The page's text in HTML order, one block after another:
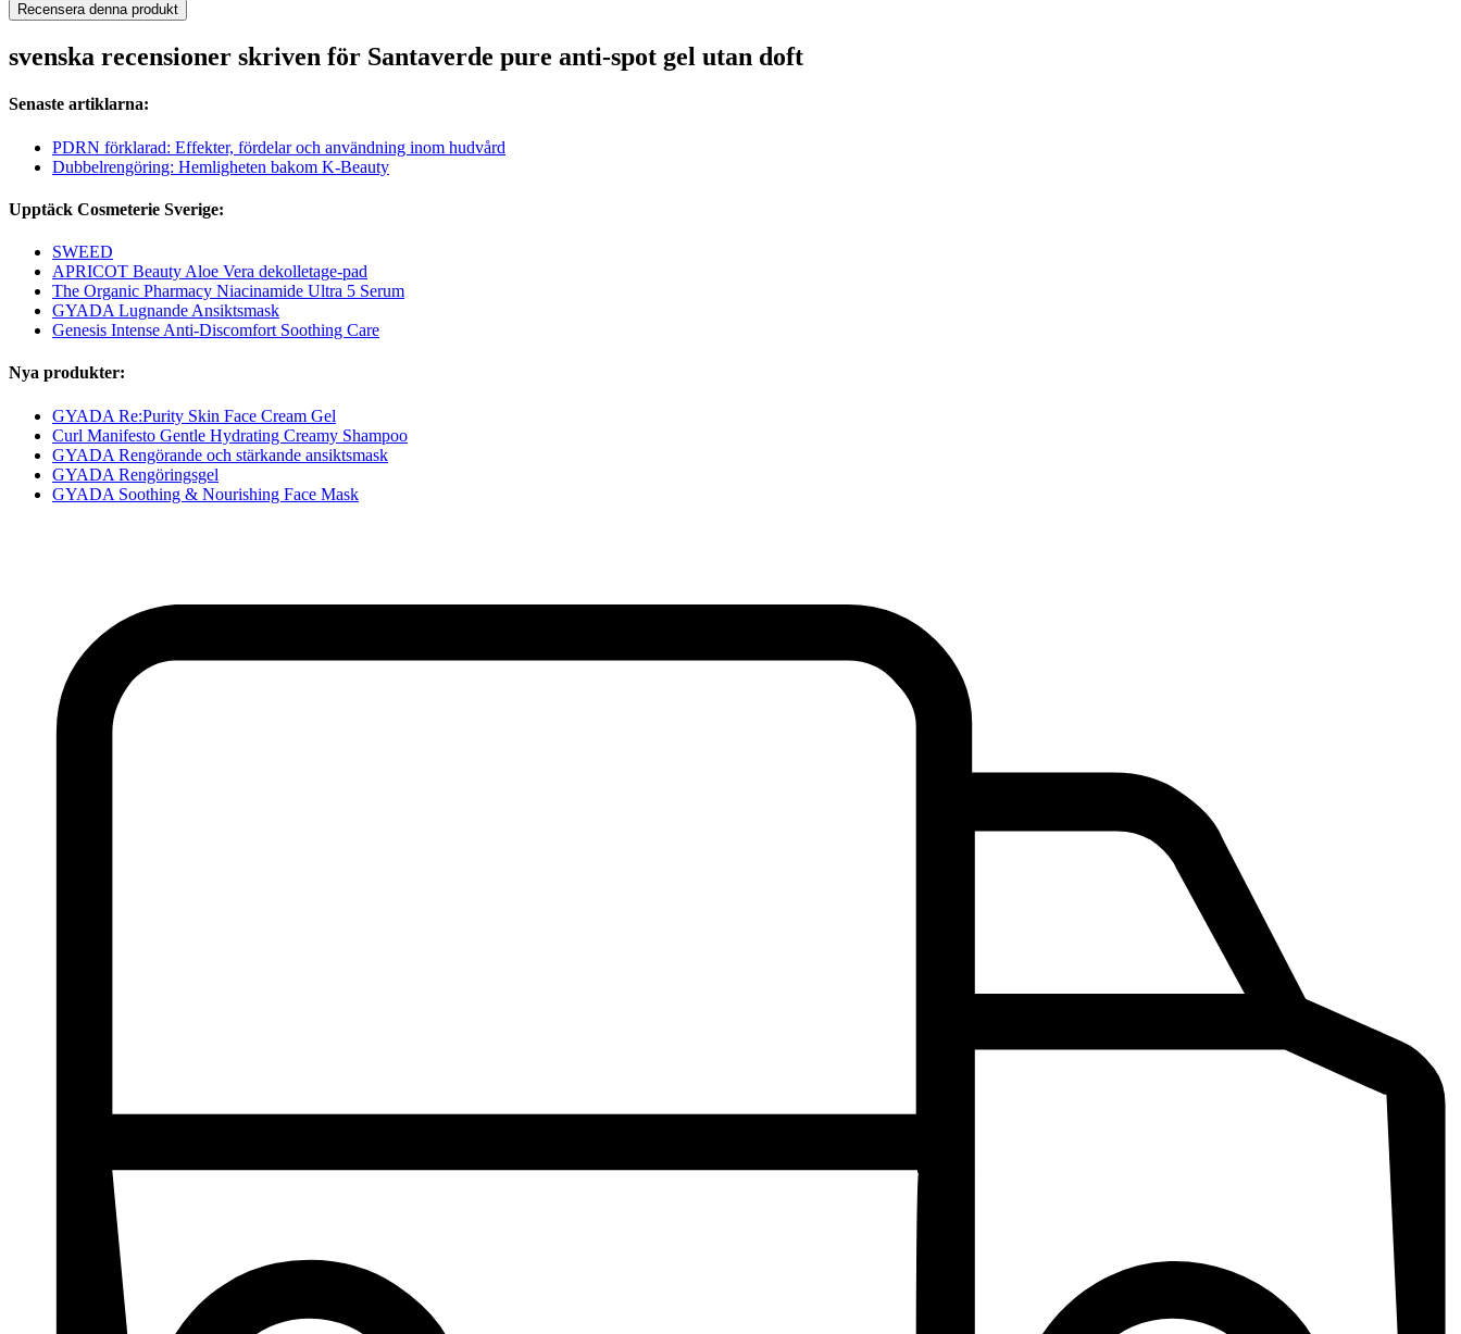
Recensera denna produkt
svenska recensioner skriven för Santaverde pure anti-spot gel utan doft
Senaste artiklarna:
PDRN förklarad: Effekter, fördelar och användning inom hudvård
Dubbelrengöring: Hemligheten bakom K-Beauty
Upptäck Cosmeterie Sverige:
SWEED
APRICOT Beauty Aloe Vera dekolletage-pad
The Organic Pharmacy Niacinamide Ultra 5 Serum
GYADA Lugnande Ansiktsmask
Genesis Intense Anti-Discomfort Soothing Care
Nya produkter:
GYADA Re:Purity Skin Face Cream Gel
Curl Manifesto Gentle Hydrating Creamy Shampoo
GYADA Rengörande och stärkande ansiktsmask
GYADA Rengöringsgel
GYADA Soothing & Nourishing Face Mask